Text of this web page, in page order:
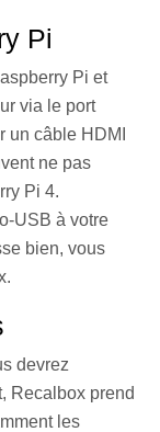
Pi
Pi et
via le port
un câble HDMI
ne pas
Pi 4.
USB à votre
bien, vous
devrez
Recalbox prend
les